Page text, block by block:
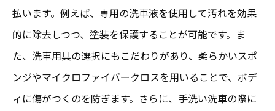
払います。例えば、専用の洗車液を使用して汚れを効果
的に除去しつつ、塗装を保護することが可能です。ま
た、洗車用具の選択にもこだわりがあり、柔らかいスポ
ンジやマイクロファイバークロスを用いることで、ボデ
ィに傷がつくのを防ぎます。さらに、手洗い洗車の際に